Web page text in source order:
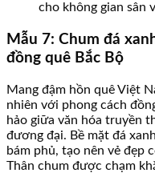
cho không gian sân
Mẫu 7: Chum đá
đồng quê Bắc Bộ
Mang đậm hồn quê Việt
nhiên với phong cách
hảo giữa văn hóa truyền
đương đại. Bề mặt đá
bám phủ, tạo nên vẻ đẹp
Thân chum được chạm